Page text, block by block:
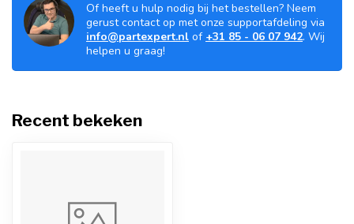
Of heeft u hulp nodig bij het bestellen? Neem
gerust contact op met onze supportafdeling via
info@partexpert.nl of +31 85 - 06 07 942. Wij
helpen u graag!
Recent bekeken